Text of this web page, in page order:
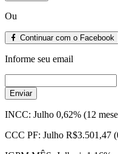
Ou
Continuar com o Facebook
Informe seu email
Enviar
INCC: Julho 0,62% (12
CCC PF: Julho R$3.501,47